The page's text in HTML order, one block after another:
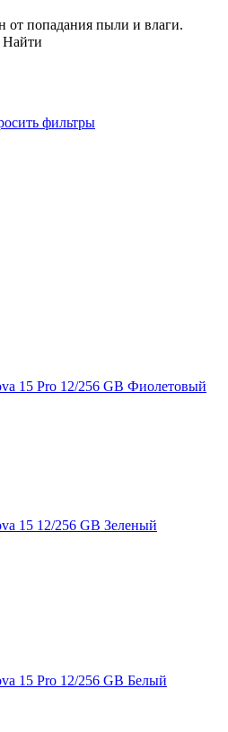
от попадания пыли и влаги.
Найти
фильтры
15 Pro 12/256 GB Фиолетовый
15 12/256 GB Зеленый
15 Pro 12/256 GB Белый